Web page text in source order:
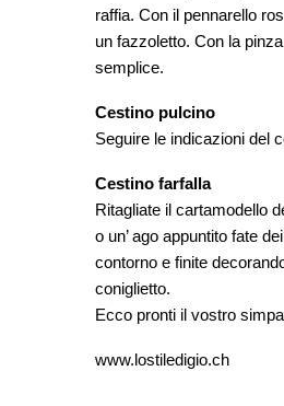
raffia. Con il pennarello
un fazzoletto. Con la
semplice.
Cestino pulcino
Seguire le indicazioni del
Cestino farfalla
Ritagliate il cartamodello
o un’ ago appuntito fate
contorno e finite
coniglietto.
Ecco pronti il vostro
www.lostiledigio.ch